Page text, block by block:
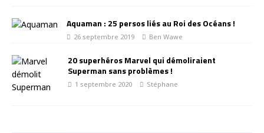
Aquaman : 25 persos liés au Roi des Océans !
26 septembre 2019 Ben Wawe
20 superhéros Marvel qui démoliraient
Superman sans problèmes !
1 septembre 2020 Stéphane